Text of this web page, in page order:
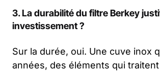
3. La durabilité du filtre Berkey
investissement ?
Sur la durée, oui. Une cuve inox
années, des éléments qui